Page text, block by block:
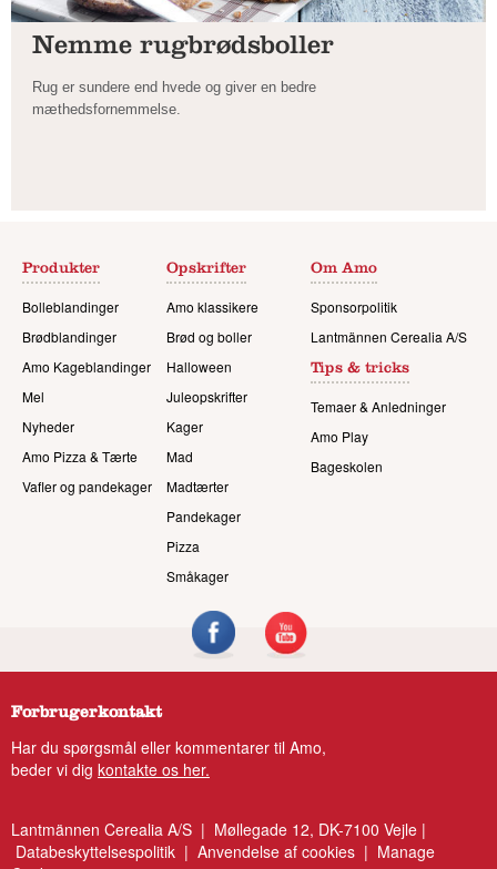
Nemme rugbrødsboller
Rug er sundere end hvede og giver en bedre
mæthedsfornemmelse.
Produkter
Bolleblandinger
Brødblandinger
Amo Kageblandinger
Mel
Nyheder
Amo Pizza & Tærte
Vafler og pandekager
Opskrifter
Amo klassikere
Brød og boller
Halloween
Juleopskrifter
Kager
Mad
Madtærter
Pandekager
Pizza
Småkager
Om Amo
Sponsorpolitik
Lantmännen Cerealia A/S
Tips & tricks
Temaer & Anledninger
Amo Play
Bageskolen
Forbrugerkontakt
Har du spørgsmål eller kommentarer til Amo,
beder vi dig kontakte os her.
Lantmännen Cerealia A/S | Møllegade 12, DK-7100 Vejle |
Databeskyttelsespolitik | Anvendelse af cookies | Manage